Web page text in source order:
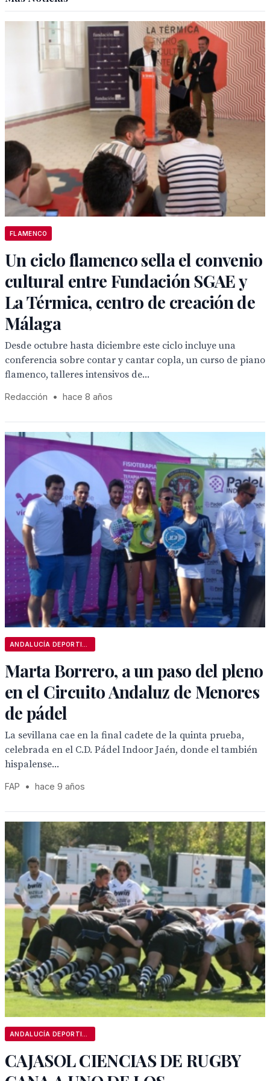
FLAMENCO
Un ciclo flamenco sella el convenio
cultural entre Fundación SGAE y
La Térmica, centro de creación de
Málaga
Desde octubre hasta diciembre este ciclo incluye una
conferencia sobre contar y cantar copla, un curso de piano
flamenco, talleres intensivos de...
Redacción • hace 8 años
Marta Borrero, a un paso del pleno
en el Circuito Andaluz de Menores
de pádel
La sevillana cae en la final cadete de la quinta prueba,
celebrada en el C.D. Pádel Indoor Jaén, donde el también
hispalense...
FAP • hace 9 años
CAJASOL CIENCIAS DE RUGBY